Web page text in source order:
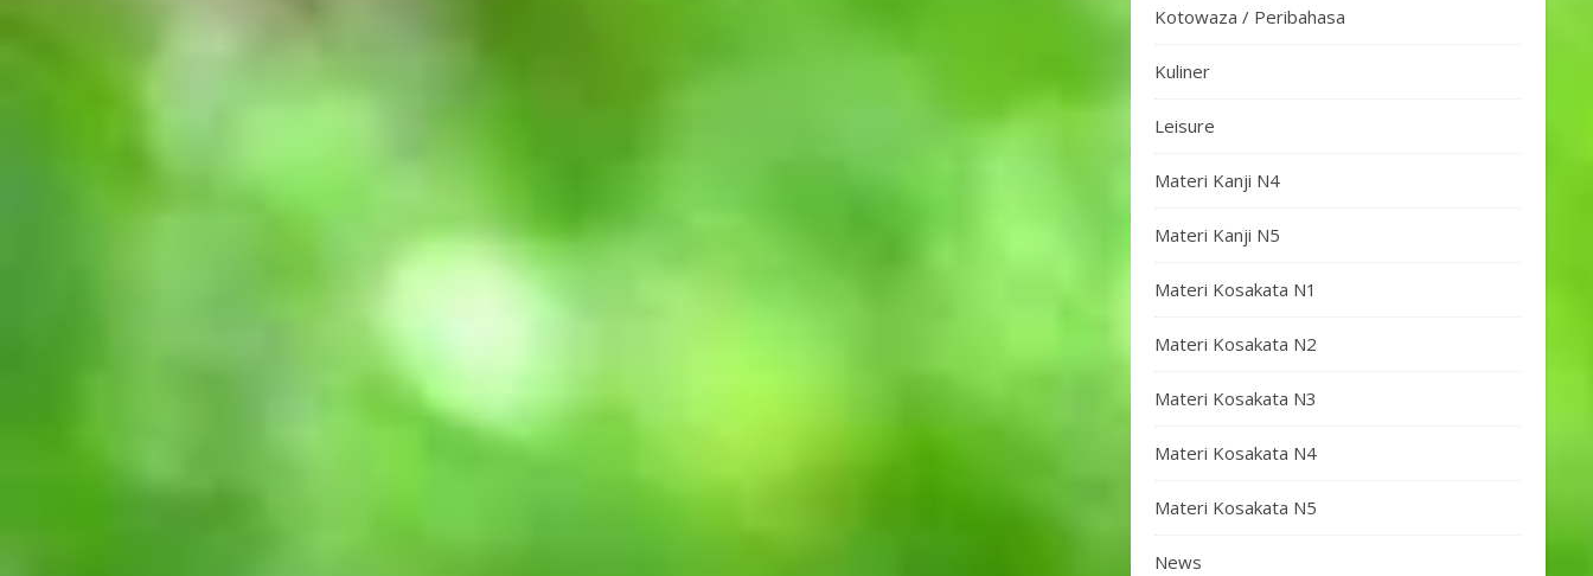
Kotowaza / Peribahasa
Kuliner
Leisure
Materi Kanji N4
Materi Kanji N5
Materi Kosakata N1
Materi Kosakata N2
Materi Kosakata N3
Materi Kosakata N4
Materi Kosakata N5
News